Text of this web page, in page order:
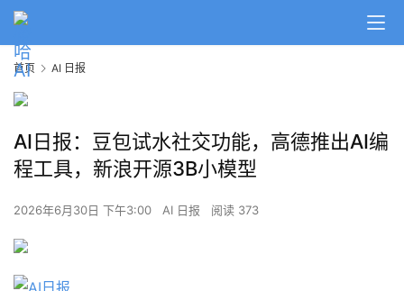
首页 AI 日报
AI日报：豆包试水社交功能，高德推出AI编
程工具，新浪开源3B小模型
2026年6月30日 下午3:00 AI 日报 阅读 373